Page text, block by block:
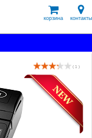
корзина контакты
( 1 )